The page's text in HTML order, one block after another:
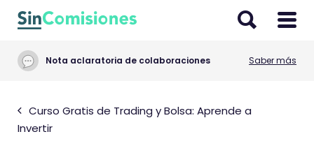
Nota aclaratoria de colaboraciones Saber más
Curso Gratis de Trading y Bolsa: Aprende a
Invertir